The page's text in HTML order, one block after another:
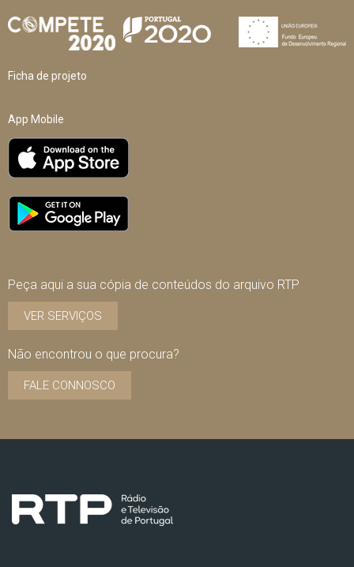
Ficha de projeto
App Mobile
Peça aqui a sua cópia de conteúdos do arquivo RTP
VER SERVIÇOS
Não encontrou o que procura?
FALE CONNOSCO